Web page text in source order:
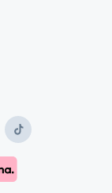
TikTok
Payment Klarna